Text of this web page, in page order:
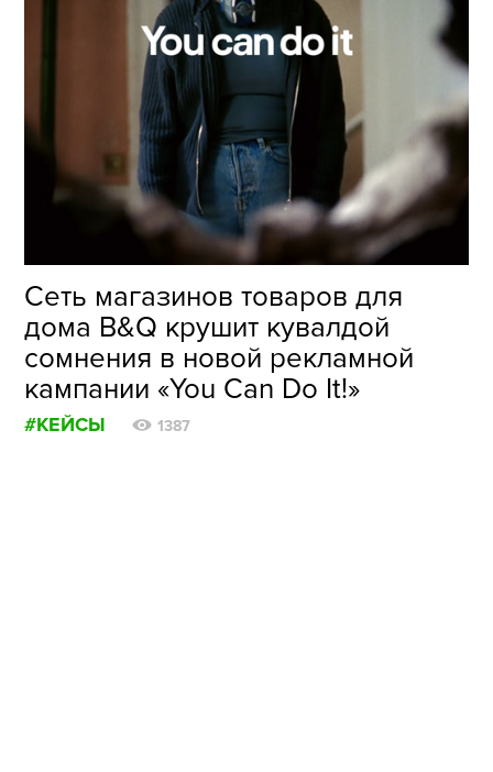
Сеть магазинов товаров для
дома B&Q крушит кувалдой
сомнения в новой рекламной
кампании «You Can Do It!»
#КЕЙСЫ 1387